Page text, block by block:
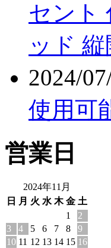
セント
ッド 縦
2024/
使用可
営業日
2024年11月
日
月 火 水 木 金 土
1
2
3
4 5 6 7 8
9
10 11 12 13 14 15 16